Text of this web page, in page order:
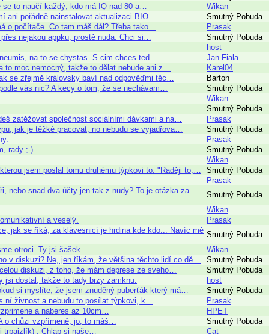
to naučí každý, kdo má IQ nad 80 a…
Wikan
ani pořádně nainstalovat aktualizaci BIO…
Smutný Pobuda
o počítače. Co tam máš dál? Třeba tako…
Prasak
nejakou appku, prostě nuda. Chci si…
Smutný Pobuda
host
na to se chystas. S cim chces ted…
Jan Fiala
moc nemocný, takže to dělat nebude ani z…
Karel04
se zřejmě královsky baví nad odpověďmi těc…
Barton
vás nic? A kecy o tom, že se nechávam…
Smutný Pobuda
Wikan
Smutný Pobuda
zatěžovat společnost sociálními dávkami a na…
Prasak
jak je těžké pracovat, no nebudu se vyjadřova…
Smutný Pobuda
Prasak
rady ;-) ...
Smutný Pobuda
Wikan
jsem poslal tomu druhému týpkovi to: "Raději to,…
Smutný Pobuda
Prasak
nebo snad dva účty jen tak z nudy? To je otázka za
Smutný Pobuda
Wikan
a veselý.
Prasak
jak se říká, za klávesnicí je hrdina kde kdo... Navíc mě Smutný Pobuda
otroci. Ty jsi šašek.
Wikan
v diskuzi? Ne, jen říkám, že většina těchto lidí co dě…
Smutný Pobuda
diskuzi, z toho, že mám deprese ze sveho…
Smutný Pobuda
jsi dostal, takže to tady brzy zamknu.
host
si myslíte, že jsem znuděný puberťák který má…
Smutný Pobuda
ní živnost a nebudu to posílat týpkovi, k…
Prasak
a naberes az 10cm…
HPET
o chůzi vzpřímeně, jo, to máš…
Smutný Pobuda
trpajzlík) . Chlap si naše…
Cat